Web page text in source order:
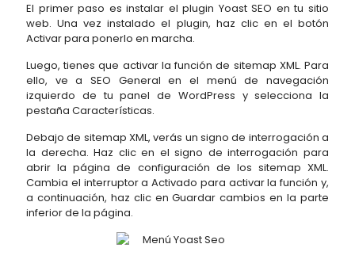
El primer paso es instalar el plugin Yoast SEO en tu sitio
web. Una vez instalado el plugin, haz clic en el botón
Activar para ponerlo en marcha.
Luego, tienes que activar la función de sitemap XML. Para
ello, ve a SEO General en el menú de navegación
izquierdo de tu panel de WordPress y selecciona la
pestaña Características.
Debajo de sitemap XML, verás un signo de interrogación a
la derecha. Haz clic en el signo de interrogación para
abrir la página de configuración de los sitemap XML.
Cambia el interruptor a Activado para activar la función y,
a continuación, haz clic en Guardar cambios en la parte
inferior de la página.